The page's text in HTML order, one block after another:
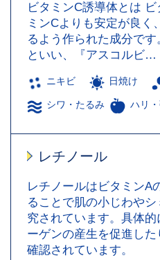
ビタミンC誘導体とは
ミンCよりも安定が良く
るよう作られた成分で
といい、『アスコルビ…
ニキビ 日焼け
シワ・たるみ ハリ
レチノール
レチノールはビタミンA
ることで肌の小じわや
究されています。具体
ーゲンの産生を促進し
確認されています。